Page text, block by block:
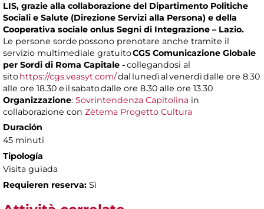
LIS, grazie alla collaborazione del Dipartimento Politiche
Sociali e Salute (Direzione Servizi alla Persona) e della
Cooperativa sociale onlus Segni di Integrazione – Lazio.
Le persone sorde possono prenotare anche tramite il
servizio multimediale gratuitoCGS Comunicazione Globale
per Sordi di Roma Capitale -collegandosi al
sitohttps://cgs.veasyt.com/dal lunedì al venerdì dalle ore 8.30
alle ore 18.30 e il sabato dalle ore 8.30 alle ore 13.30
Organizzazione: Sovrintendenza Capitolina in
collaborazione con Zètema Progetto Cultura
Duración
45 minuti
Tipología
Visita guiada
Requieren reserva: Sì